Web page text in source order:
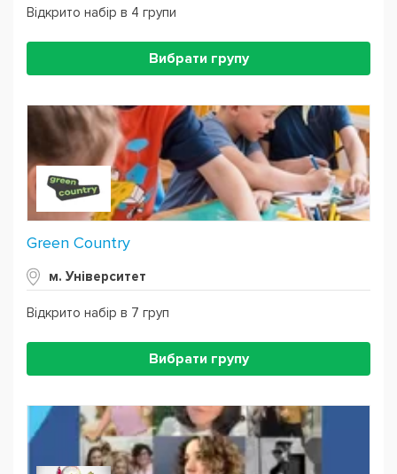
Відкрито набір в 4 групи
Вибрати групу
Green Country
м. Університет
Відкрито набір в 7 груп
Вибрати групу